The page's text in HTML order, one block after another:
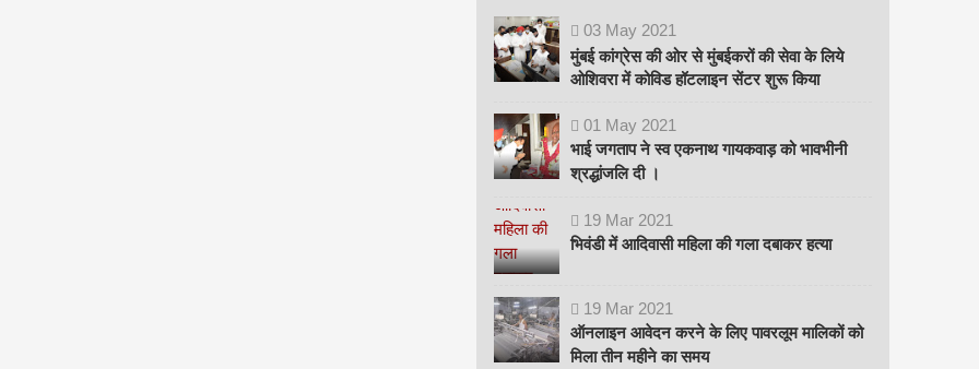
03 May 2021
मुंबई कांग्रेस की ओर से मुंबईकरों की सेवा के लिये
ओशिवरा में कोविड हॉटलाइन सेंटर शुरू किया
01 May 2021
भाई जगताप ने स्व एकनाथ गायकवाड़ को भावभीनी
श्रद्धांजलि दी ।
19 Mar 2021
भिवंडी में आदिवासी महिला की गला दबाकर हत्या
19 Mar 2021
ऑनलाइन आवेदन करने के लिए पावरलूम मालिकों को
मिला तीन महीने का समय